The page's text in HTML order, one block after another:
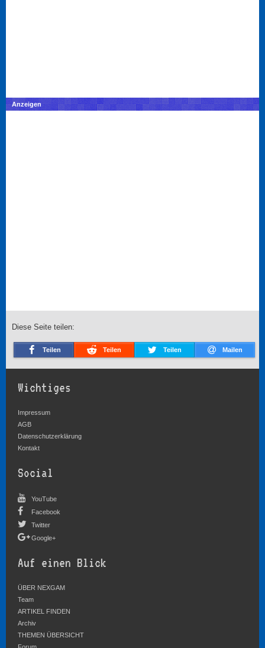
Anzeigen
Diese Seite teilen:
Teilen Teilen Teilen Mailen
Wichtiges
Impressum
AGB
Datenschutzerklärung
Kontakt
Social
YouTube
Facebook
Twitter
Google+
Auf einen Blick
ÜBER NEXGAM
Team
ARTIKEL FINDEN
Archiv
THEMEN ÜBERSICHT